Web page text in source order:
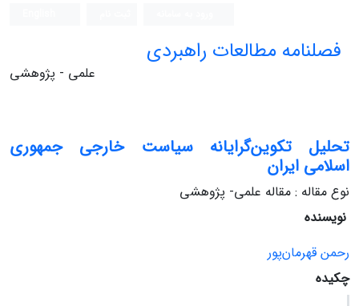
فصلنامه مطالعات راهبردی
علمی - پژوهشی
تحلیل تکوین‌گرایانه سیاست خارجی جمهوری
اسلامی ایران
نوع مقاله : مقاله علمی- پژوهشی
نویسنده
رحمن قهرمان‌پور
چکیده